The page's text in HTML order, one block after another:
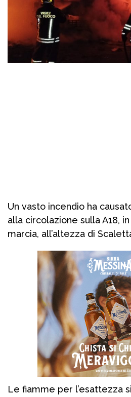
Un vasto incendio ha
alla circolazione sulla A18,
marcia, all’altezza di
Le fiamme per l’esattezza